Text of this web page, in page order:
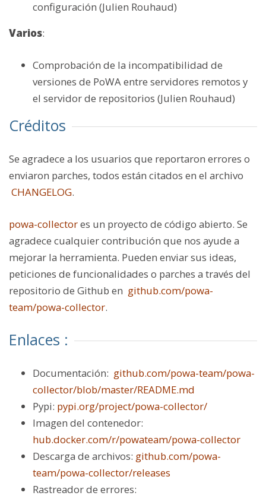
configuración (Julien Rouhaud)
Varios:
Comprobación de la incompatibilidad de
versiones de PoWA entre servidores remotos y
el servidor de repositorios (Julien Rouhaud)
Créditos
Se agradece a los usuarios que reportaron errores o
enviaron parches, todos están citados en el archivo
CHANGELOG.
powa-collectores un proyecto de código abierto. Se
agradece cualquier contribución que nos ayude a
mejorar la herramienta. Pueden enviar sus ideas,
peticiones de funcionalidades o parches a través del
repositorio de Github en github.com/powa-
team/powa-collector.
Enlaces :
Documentación: github.com/powa-team/powa-
collector/blob/master/README.md
Pypi: pypi.org/project/powa-collector/
Imagen del contenedor:
hub.docker.com/r/powateam/powa-collector
Descarga de archivos: github.com/powa-
team/powa-collector/releases
Rastreador de errores: